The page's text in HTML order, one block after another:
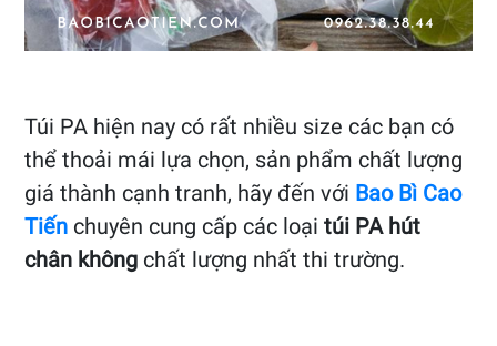
Túi PA hiện nay có rất nhiều size các bạn có
thể thoải mái lựa chọn, sản phẩm chất lượng
giá thành cạnh tranh, hãy đến với Bao Bì Cao
Tiến chuyên cung cấp các loạitúi PA hút
chân không chất lượng nhất thi trường.